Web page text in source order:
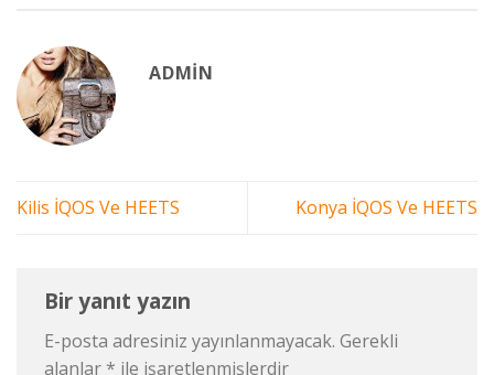
ADMIN
Kilis İQOS Ve HEETS Konya İQOS Ve HEETS
Bir yanıt yazın
E-posta adresiniz yayınlanmayacak. Gerekli
alanlar * ile işaretlenmişlerdir